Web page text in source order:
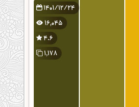
1401/12/24
16,045
4.6
1,178